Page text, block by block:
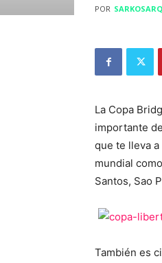
POR
La Copa
importante
que te lleva
mundial
Santos, Sao
También es